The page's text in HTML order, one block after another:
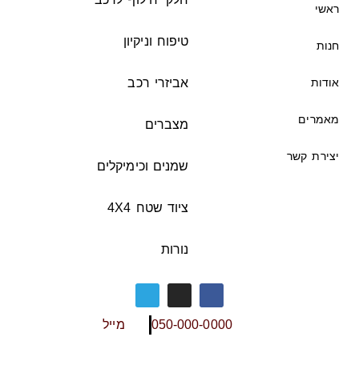
ראשי
חנות
אודות
מאמרים
יצירת קשר
טיפוח וניקיון
אביזרי רכב
מצברים
שמנים וכימיקלים
ציוד שטח 4X4
נורות
050-000-0000 מייל